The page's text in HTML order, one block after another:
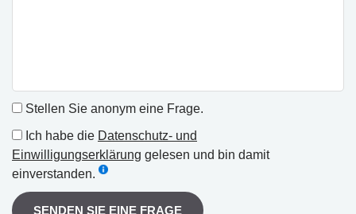
Stellen Sie anonym eine Frage.
Ich habe die Datenschutz- und
Einwilligungserklärung gelesen und bin damit
einverstanden.
SENDEN SIE EINE FRAGE